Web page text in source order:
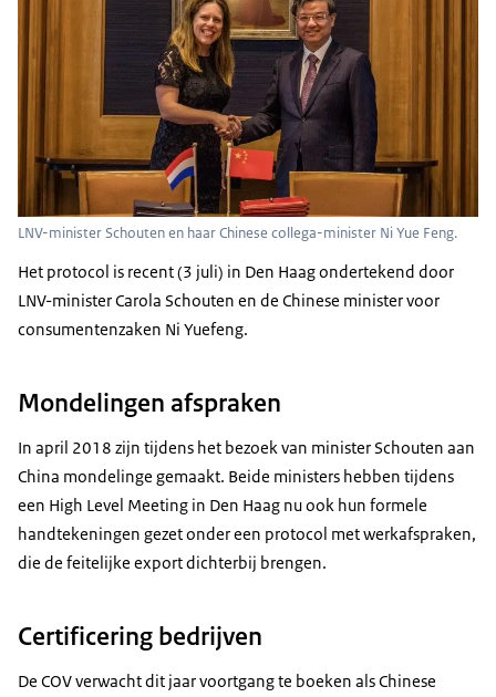
LNV-minister Schouten en haar Chinese collega-minister Ni Yue Feng.
Het protocol is recent (3 juli) in Den Haag ondertekend door
LNV-minister Carola Schouten en de Chinese minister voor
consumentenzaken Ni Yuefeng.
Mondelingen afspraken
In april 2018 zijn tijdens het bezoek van minister Schouten aan
China mondelinge gemaakt. Beide ministers hebben tijdens
een High Level Meeting in Den Haag nu ook hun formele
handtekeningen gezet onder een protocol met werkafspraken,
die de feitelijke export dichterbij brengen.
Certificering bedrijven
De COV verwacht dit jaar voortgang te boeken als Chinese